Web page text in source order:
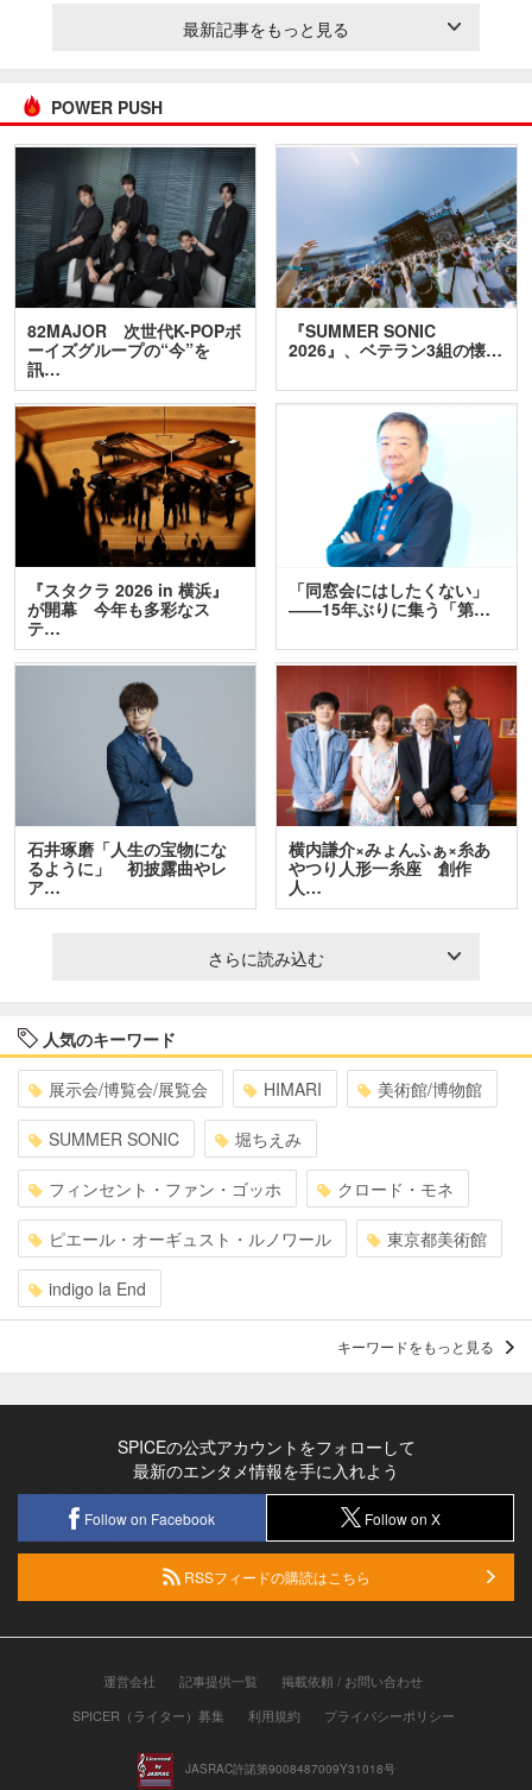
最新記事をもっと見る
POWER PUSH
82MAJOR 次世代K-POPボ
ーイズグループの“今”を
訊…
『SUMMER SONIC
2026』、ベテラン3組の懐…
『スタクラ 2026 in 横浜』
が開幕 今年も多彩なス
テ…
「同窓会にはしたくない」
――15年ぶりに集う「第…
石井琢磨「人生の宝物にな
るように」 初披露曲やレ
ア…
横内謙介×みょんふぁ×糸あ
やつり人形一糸座 創作
人…
さらに読み込む
人気のキーワード
展示会/博覧会/展覧会 HIMARI 美術館/博物館
SUMMER SONIC 堀ちえみ
フィンセント・ファン・ゴッホ クロード・モネ
ピエール・オーギュスト・ルノワール 東京都美術館
indigo la End
キーワードをもっと見る
SPICEの公式アカウントをフォローして
最新のエンタメ情報を手に入れよう
Follow on Facebook Follow on X
RSSフィードの購読はこちら
運営会社 記事提供一覧
掲載依頼 / お問い合わせ
SPICER（ライター）募集
利用規約 プライバシーポリシー
JASRAC許諾第9008487009Y31018号